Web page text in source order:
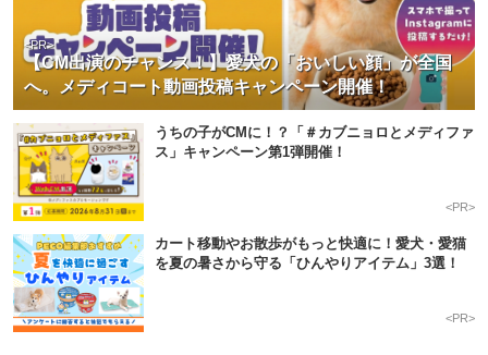
【CM出演のチャンス！】愛犬の「おいしい顔」が全国
へ。メディコート動画投稿キャンペーン開催！
<PR>
うちの子がCMに！？「＃カブニョロとメディファ
ス」キャンペーン第1弾開催！
<PR>
カート移動やお散歩がもっと快適に！愛犬・愛猫
を夏の暑さから守る「ひんやりアイテム」3選！
<PR>